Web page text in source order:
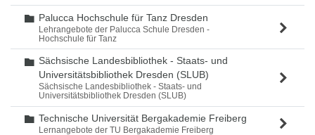
Ordner
Palucca Hochschule für Tanz Dresden
Lehrangebote der Palucca Schule Dresden -
Hochschule für Tanz
Ordner
Sächsische Landesbibliothek - Staats- und
Universitätsbibliothek Dresden (SLUB)
Sächsische Landesbibliothek - Staats- und
Universitätsbibliothek Dresden (SLUB)
Ordner
Technische Universität Bergakademie Freiberg
Lernangebote der TU Bergakademie Freiberg